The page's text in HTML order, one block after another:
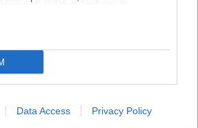
Data Access Privacy Policy